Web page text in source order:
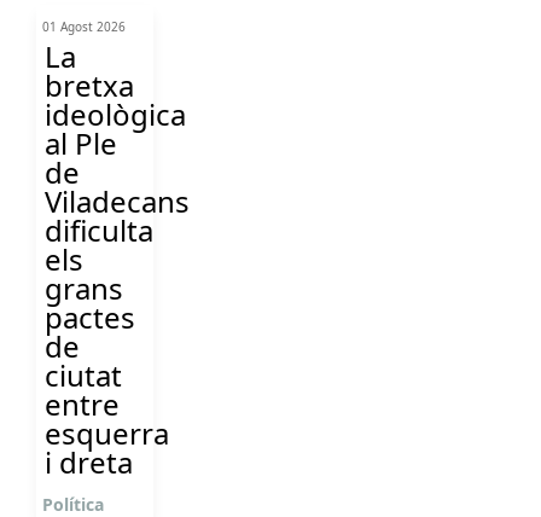
01 Agost 2026
La
bretxa
ideològica
al Ple
de
Viladecans
dificulta
els
grans
pactes
de
ciutat
entre
esquerra
i dreta
Política